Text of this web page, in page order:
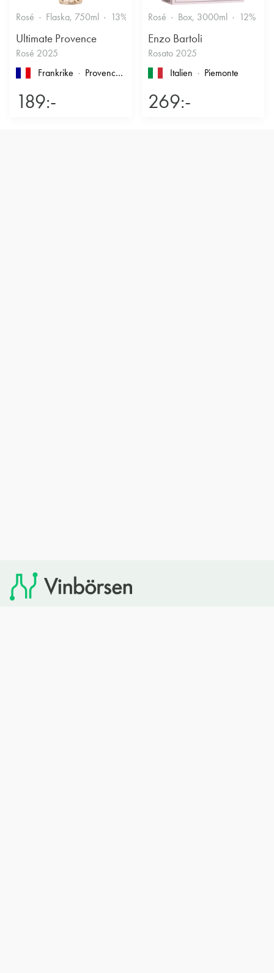
Rosé Flaska, 750ml 13% Friskt & Bärigt
Ultimate Provence
Rosé 2025
Frankrike
Provence , Côtes de Provence
189:-
Rosé Box, 3000ml 12%
Enzo Bartoli
Rosato 2025
Italien
Piemonte
269:-